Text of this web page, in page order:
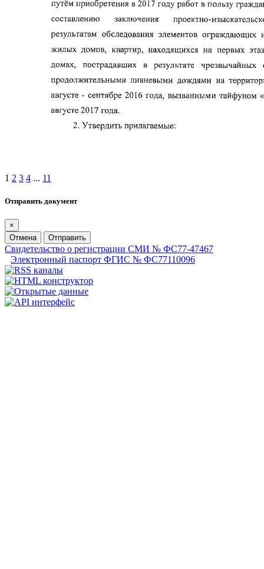
1 2 3 4 ... 11
Отправить документ
×
Отмена
Отправить
Свидетельство о регистрации СМИ № ФС77-47467
Электронный паспорт ФГИС № ФС77110096